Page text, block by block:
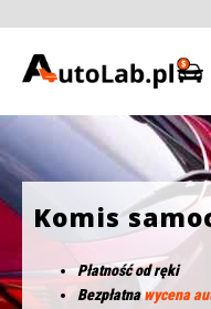
Komis
Płatność od ręki
Bezpłatnawycena